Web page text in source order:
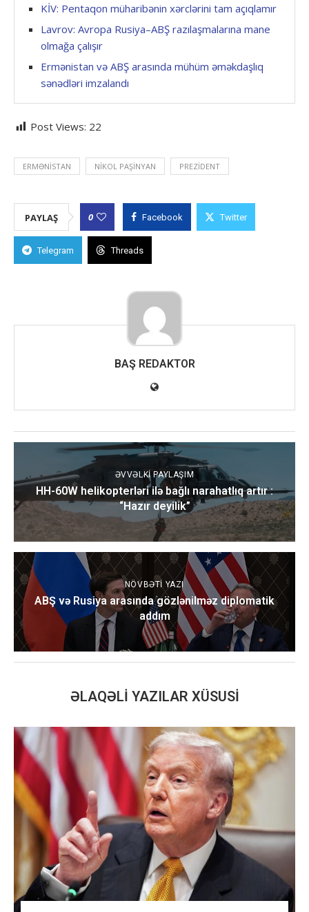
KİV: Pentaqon müharibənin xərclərini tam açıqlamır
Lavrov: Avropa Rusiya–ABŞ razılaşmalarına mane
olmağa çalışır
Ermənistan və ABŞ arasında mühüm əməkdaşlıq
sənədləri imzalandı
Post Views: 22
ERMƏNISTAN NIKOL PAŞINYAN PREZIDENT
PAYLAŞ 0 Facebook Twitter
Telegram Threads
BAŞ REDAKTOR
ƏVVƏLKI PAYLAŞIM
HH-60W helikopterləri ilə bağlı narahatlıq artır :
“Hazır deyilik”
NÖVBƏTI YAZI
ABŞ və Rusiya arasında gözlənilməz diplomatik
addım
ƏLAQƏLI YAZILAR XÜSUSI